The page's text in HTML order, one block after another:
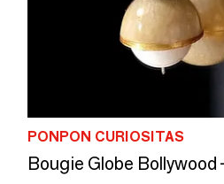
PONPON CURIOSITAS
Bougie Globe